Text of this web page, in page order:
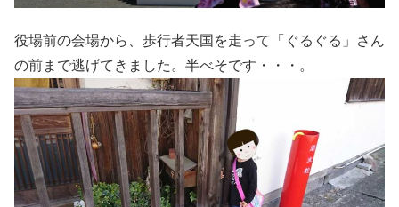
役場前の会場から、歩行者天国を走って「ぐるぐる」さん
の前まで逃げてきました。半べそです・・・。